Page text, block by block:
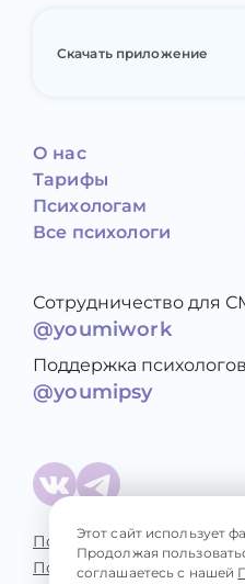
Скачать приложение
О нас
Тарифы
Психологам
Все психологи
Сотрудничество для
@youmiwork
Поддержка психологов
@youmipsy
Политика
Пользовательское
Этот сайт использует
Продолжая
соглашаетесь с нашей